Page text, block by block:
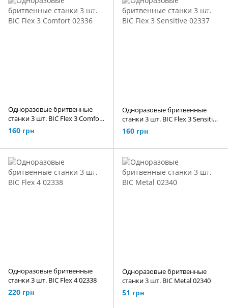
Одноразовые бритвенные
станки 3 шт. BIC Flex 3 Comfort
02336
160 грн
Одноразовые бритвенные
станки 3 шт. BIC Flex 3 Sensitive
02337
160 грн
Одноразовые бритвенные
станки 3 шт. BIC Flex 4 02338
220 грн
Одноразовые бритвенные
станки 3 шт. BIC Metal 02340
51 грн